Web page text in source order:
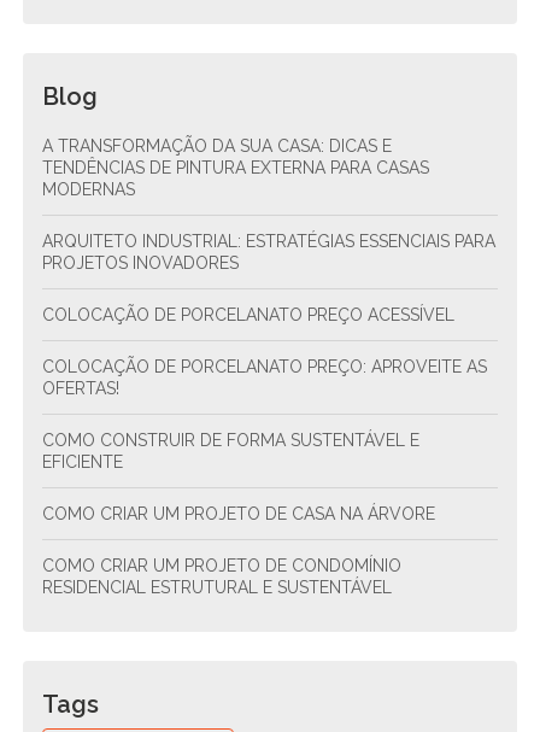
Blog
A TRANSFORMAÇÃO DA SUA CASA: DICAS E
TENDÊNCIAS DE PINTURA EXTERNA PARA CASAS
MODERNAS
ARQUITETO INDUSTRIAL: ESTRATÉGIAS ESSENCIAIS PARA
PROJETOS INOVADORES
COLOCAÇÃO DE PORCELANATO PREÇO ACESSÍVEL
COLOCAÇÃO DE PORCELANATO PREÇO: APROVEITE AS
OFERTAS!
COMO CONSTRUIR DE FORMA SUSTENTÁVEL E
EFICIENTE
COMO CRIAR UM PROJETO DE CASA NA ÁRVORE
COMO CRIAR UM PROJETO DE CONDOMÍNIO
RESIDENCIAL ESTRUTURAL E SUSTENTÁVEL
COMO ENCONTRAR O ENCANADOR MAIS PRÓXIMO DE
Tags